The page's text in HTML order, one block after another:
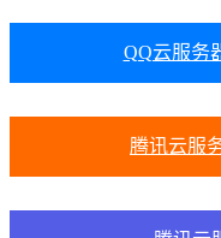
QQ云服务
腾讯云服